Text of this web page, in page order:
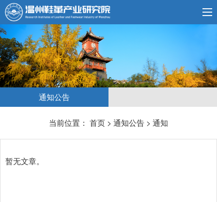
通知公告
当前位置： 首页 > 通知公告 > 通知
暂无文章。